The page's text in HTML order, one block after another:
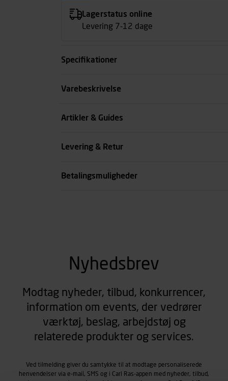
Lagerstatus online
Levering 7-12 dage
Specifikationer
Størrelse
Varebeskrivelse
Artikler & Guides
Levering & Retur
Betalingsmuligheder
Nyhedsbrev
Modtag nyheder, tilbud, konkurrencer,
information om events, der vedrører
værktøj, beslag, arbejdstøj og
relaterede produkter og services.
Ved tilmelding giver du samtykke til at modtage personaliserede
henvendelser via e-mail, SMS og i Carl Ras-appen med nyheder, tilbud,